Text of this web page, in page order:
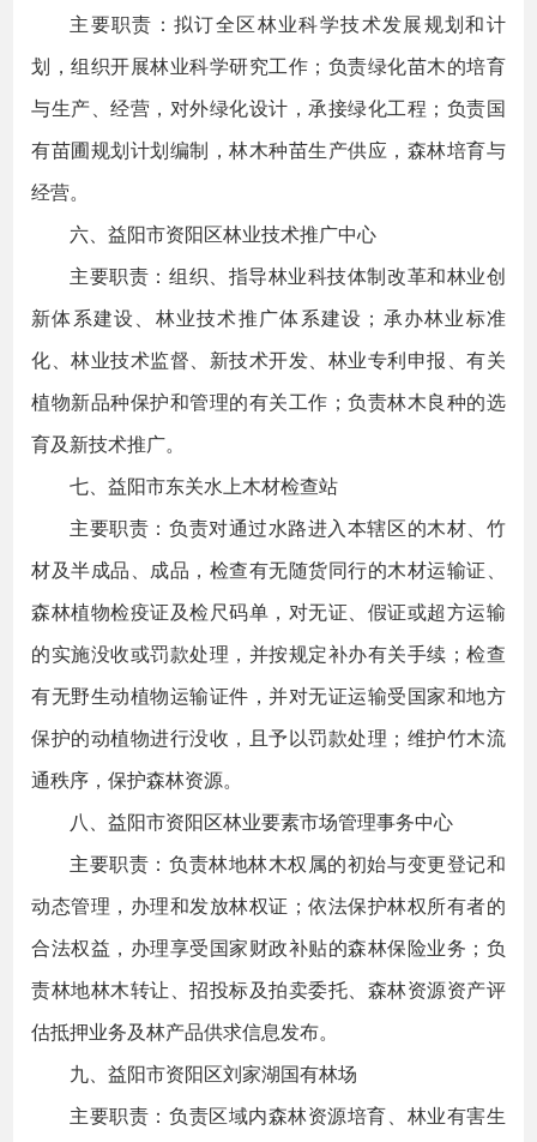
主要职责：拟订全区林业科学技术发展规划和计
划，组织开展林业科学研究工作；负责绿化苗木的培育
与生产、经营，对外绿化设计，承接绿化工程；负责国
有苗圃规划计划编制，林木种苗生产供应，森林培育与
经营。
六、益阳市资阳区林业技术推广中心
主要职责：组织、指导林业科技体制改革和林业创
新体系建设、林业技术推广体系建设；承办林业标准
化、林业技术监督、新技术开发、林业专利申报、有关
植物新品种保护和管理的有关工作；负责林木良种的选
育及新技术推广。
七、益阳市东关水上木材检查站
主要职责：负责对通过水路进入本辖区的木材、竹
材及半成品、成品，检查有无随货同行的木材运输证、
森林植物检疫证及检尺码单，对无证、假证或超方运输
的实施没收或罚款处理，并按规定补办有关手续；检查
有无野生动植物运输证件，并对无证运输受国家和地方
保护的动植物进行没收，且予以罚款处理；维护竹木流
通秩序，保护森林资源。
八、益阳市资阳区林业要素市场管理事务中心
主要职责：负责林地林木权属的初始与变更登记和
动态管理，办理和发放林权证；依法保护林权所有者的
合法权益，办理享受国家财政补贴的森林保险业务；负
责林地林木转让、招投标及拍卖委托、森林资源资产评
估抵押业务及林产品供求信息发布。
九、益阳市资阳区刘家湖国有林场
主要职责：负责区域内森林资源培育、林业有害生